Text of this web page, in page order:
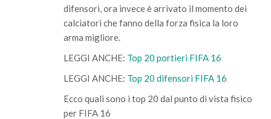
difensori, ora invece è arrivato il momento dei
calciatori che fanno della forza fisica la loro
arma migliore.
LEGGI ANCHE: Top 20 portieri FIFA 16
LEGGI ANCHE: Top 20 difensori FIFA 16
Ecco quali sono i top 20 dal punto di vista fisico
per FIFA 16